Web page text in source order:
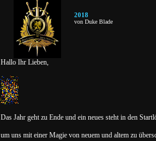
2018
von Duke Blade
Hallo Ihr Lieben,
Das Jahr geht zu Ende und ein neues steht in den
um uns mit einer Magie von neuem und altem zu